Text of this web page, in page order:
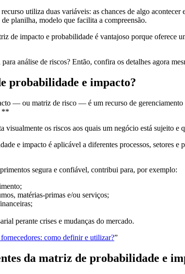
utiliza duas variáveis: as chances de algo
planilha, modelo que facilita a compreensão.
de impacto e probabilidade é vantajoso porque oferece
análise de riscos? Então, confira os detalhes agora
probabilidade e impacto?
— ou matriz de risco — é um recurso de gerenciamento
**
visualmente os riscos aos quais um negócio está sujeito e
e impacto é aplicável a diferentes processos, setores
segura e confiável, contribui para, por exemplo:
matérias-primas e/ou serviços;
perante crises e mudanças do mercado.
como definir e utilizar?”
da matriz de probabilidade e